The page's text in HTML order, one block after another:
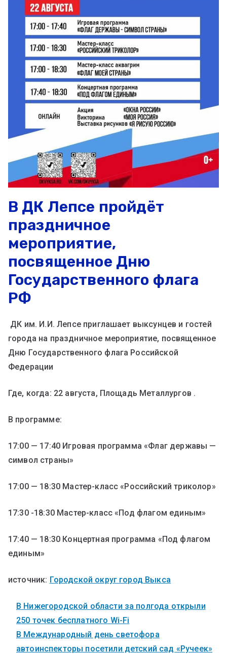
В ДК Лепсе пройдёт
праздничное
мероприятие,
посвященное Дню
Государственного флага
РФ
ДК им. И.И. Лепсе приглашает выксунцев и гостей
города на праздничное мероприятие, посвященное
Дню Государственного флага Российской
Федерации
Где, когда: 22 августа, Площадь Металлургов .
В программе:
17:00 — 17:40 Игровая программа «Флаг державы —
символ страны»
17:00 — 18:30 Мастер-класс «Российский триколор»
17:30 -18:30 Мастер-класс «Под флагом единым»
17:40 — 18:30 Концертная программа «Под флагом
единым»
источник: Городской округ город Выкса
В Нижегородской области за полгода открыли
250 точек бесплатного Wi-Fi
В Международный день светофора
автоинспекторы посетили детский сад «Ручеек»